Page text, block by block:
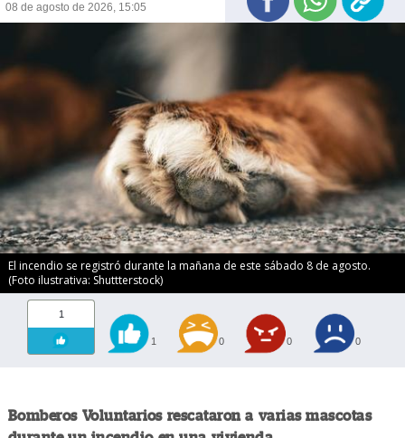
08 de agosto de 2026, 15:05
El incendio se registró durante la mañana de este sábado 8 de agosto.
(Foto ilustrativa: Shuttterstock)
1
1 0 0 0
Bomberos Voluntarios rescataron a varias mascotas